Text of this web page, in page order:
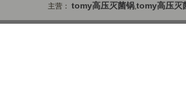
主营：tomy高压灭菌锅,tomy高压灭